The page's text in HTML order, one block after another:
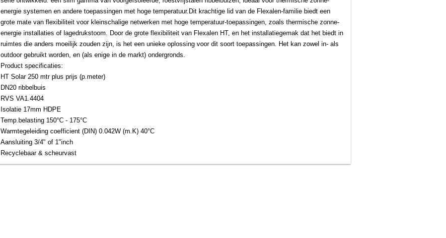
energie systemen en andere toepassingen met hoge temperatuur.Dit krachtige lid van de Flexalen-familie biedt een
grote mate van flexibiliteit voor kleinschalige netwerken met hoge temperatuur-toepassingen, zoals thermische zonne-
energie installaties of lagedrukstoom. Door de grote flexibiliteit van Flexalen HT, en het installatiegemak dat het biedt in
ruimtes die anders moeilijk zouden zijn, is het een unieke oplossing voor dit soort toepassingen. Het kan zowel in- als
outdoor gebruikt worden, en (als enige in de markt) ondergronds.
Product specificaties:
HT Solar 250 mtr plus prijs (p.meter)
DN20 ribbelbuis
RVS VA1.4404
Isolatie 17mm HDPE
Temp.belasting 150°C - 175°C
Warmtegeleiding coefficient (DIN) 0.042W (m.K) 40°C
Aansluiting 3/4" of 1"inch
Recyclebaar & scheurvast